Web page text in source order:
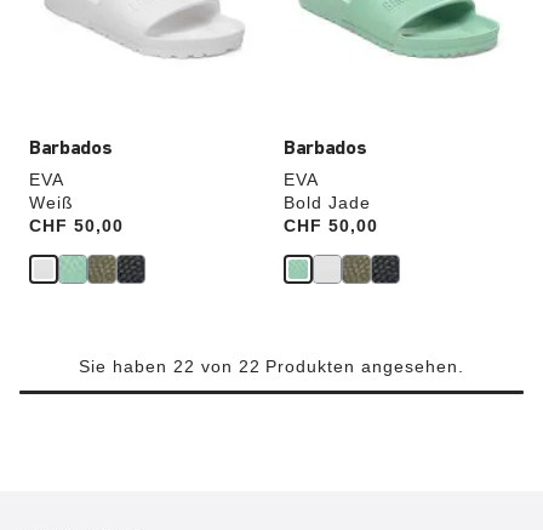
Barbados
EVA
Weiß
Price:
CHF 50,00
die
Produktbilder
Barbados
EVA
Bold Jade
Price:
CHF 50,00
Produktbilder
Sie haben 22 von 22 Produkten angesehen.